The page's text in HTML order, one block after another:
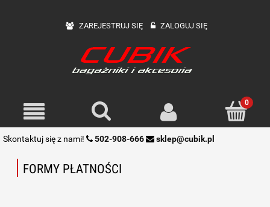
ZAREJESTRUJ SIĘ ZALOGUJ SIĘ
Skontaktuj się z nami! 502-908-666 sklep@cubik.pl
FORMY PŁATNOŚCI